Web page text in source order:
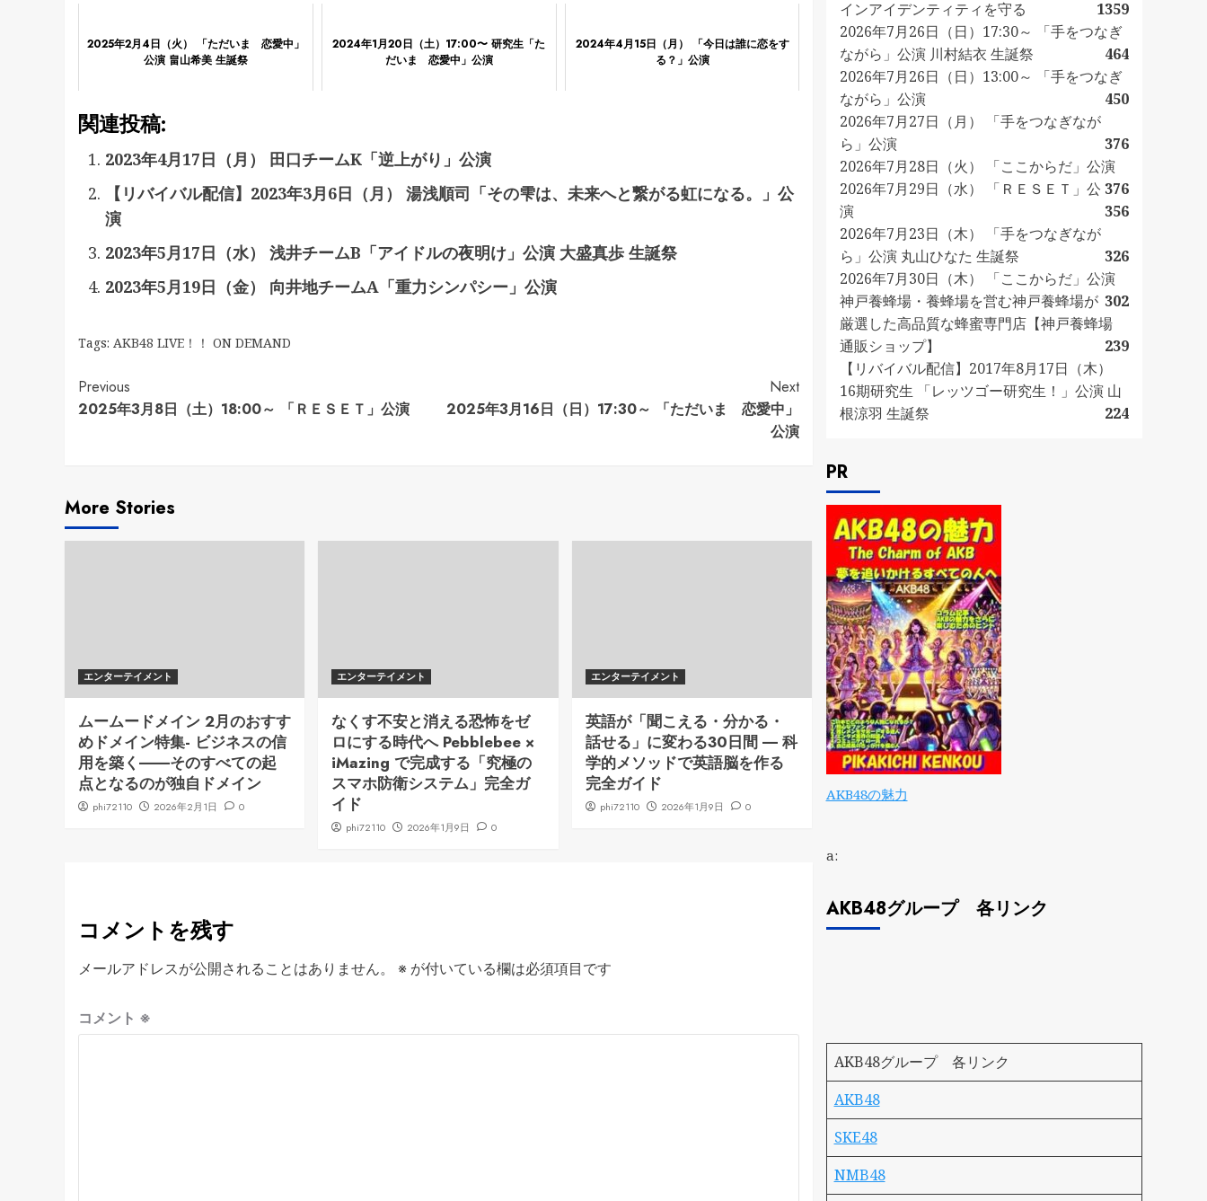
2025年2月4日（火） 「ただいま 恋愛中」
公演 畠山希美 生誕祭
2024年1月20日（土）17:00〜 研究生「た
だいま 恋愛中」公演
2024年4月15日（月） 「今日は誰に恋をす
る？」公演
関連投稿:
2023年4月17日（月） 田口チームK「逆上がり」公演
【リバイバル配信】2023年3月6日（月） 湯浅順司「その雫は、未来へと繋がる虹になる。」公
演
2023年5月17日（水） 浅井チームB「アイドルの夜明け」公演 大盛真歩 生誕祭
2023年5月19日（金） 向井地チームA「重力シンパシー」公演
Tags: AKB48 LIVE！！ ON DEMAND
Continue
Reading
Previous
2025年3月8日（土）18:00～ 「ＲＥＳＥＴ」公演
Next
2025年3月16日（日）17:30～ 「ただいま 恋愛中」
公演
More Stories
エンターテイメント
ムームードメイン 2月のおすす
めドメイン特集- ビジネスの信
用を築く――そのすべての起
点となるのが独自ドメイン
phi72110 2026年2月1日 0
エンターテイメント
なくす不安と消える恐怖をゼ
ロにする時代へ Pebblebee ×
iMazing で完成する「究極の
スマホ防衛システム」完全ガ
イド
phi72110 2026年1月9日 0
エンターテイメント
英語が「聞こえる・分かる・
話せる」に変わる30日間 ― 科
学的メソッドで英語脳を作る
完全ガイド
phi72110 2026年1月9日 0
コメントを残す
メールアドレスが公開されることはありません。 ※ が付いている欄は必須項目です
コメント ※
インアイデンティティを守る
1359
2026年7月26日（日）17:30～ 「手をつなぎ
ながら」公演 川村結衣 生誕祭
464
2026年7月26日（日）13:00～ 「手をつなぎ
ながら」公演
450
2026年7月27日（月） 「手をつなぎなが
ら」公演
376
2026年7月28日（火） 「ここからだ」公演
376
2026年7月29日（水） 「ＲＥＳＥＴ」公
演
356
2026年7月23日（木） 「手をつなぎなが
ら」公演 丸山ひなた 生誕祭
326
2026年7月30日（木） 「ここからだ」公演
302
神戸養蜂場・養蜂場を営む神戸養蜂場が
厳選した高品質な蜂蜜専門店【神戸養蜂場
通販ショップ】
239
【リバイバル配信】2017年8月17日（木）
16期研究生 「レッツゴー研究生！」公演 山
根涼羽 生誕祭
224
PR
AKB48の魅力
a:
AKB48グループ 各リンク
AKB48グループ 各リンク
AKB48
SKE48
NMB48